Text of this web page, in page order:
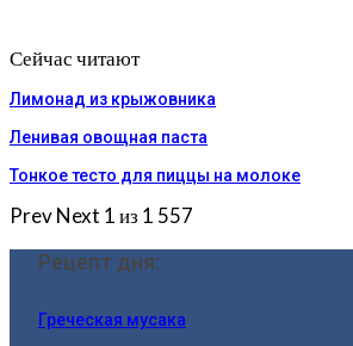
Сейчас читают
Лимонад из крыжовника
Ленивая овощная паста
Тонкое тесто для пиццы на молоке
PrevNext 1 из 1 557
Рецепт дня:
Греческая мусака